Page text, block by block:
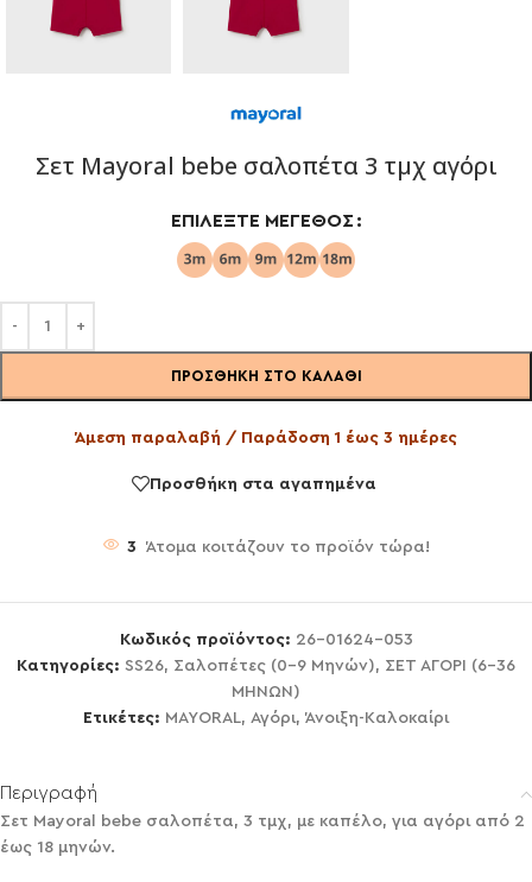
Σετ Mayoral bebe σαλοπέτα 3 τμχ αγόρι
ΕΠΙΛΈΞΤΕ ΜΈΓΕΘΟΣ
ΠΡΟΣΘΉΚΗ ΣΤΟ ΚΑΛΆΘΙ
Άμεση παραλαβή / Παράδοση 1 έως 3 ημέρες
Προσθήκη στα αγαπημένα
3 Άτομα κοιτάζουν το προϊόν τώρα!
Κωδικός προϊόντος: 26-01624-053
Κατηγορίες: SS26, Σαλοπέτες (0-9 Μηνών), ΣΕΤ ΑΓΟΡΙ (6-36
ΜΗΝΩΝ)
Ετικέτες: MAYORAL, Αγόρι, Άνοιξη-Καλοκαίρι
Περιγραφή
Σετ Mayoral bebe σαλοπέτα, 3 τμχ, με καπέλο, για αγόρι από 2
έως 18 μηνών.